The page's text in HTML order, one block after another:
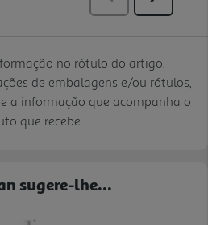
no rótulo do artigo.
de embalagens e/ou rótulos,
a informação que acompanha o
que recebe.
sugere-lhe...